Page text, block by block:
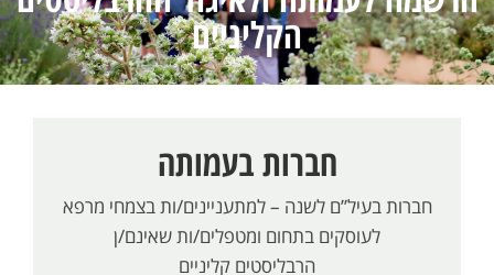
הקליניים
חברות בעמותה
חברות בעיל”ם לשנה – למתעניינים/ות בצמחי מרפא
לעוסקים בתחום ומטפלים/ות שאינם/ן
הרבליסטים קליניים